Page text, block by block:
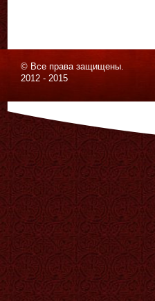
© Все права защищены.
2012 - 2015